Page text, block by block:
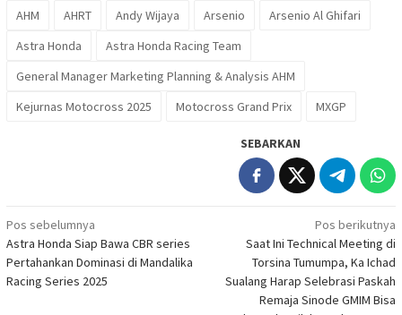
AHM AHRT Andy Wijaya Arsenio
Arsenio Al Ghifari
Astra Honda
Astra Honda Racing Team
General Manager Marketing Planning & Analysis AHM
Kejurnas Motocross 2025
Motocross Grand Prix MXGP
SEBARKAN
Navigasi
pos
Pos sebelumnya
Astra Honda Siap Bawa CBR series
Pertahankan Dominasi di Mandalika
Racing Series 2025
Pos berikutnya
Saat Ini Technical Meeting di
Torsina Tumumpa, Ka Ichad
Sualang Harap Selebrasi Paskah
Remaja Sinode GMIM Bisa